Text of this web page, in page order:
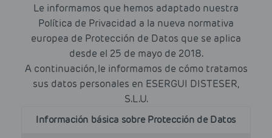
Le informamos que hemos adaptado nuestra
Política de Privacidad a la nueva normativa
europea de Protección de Datos que se aplica
desde el 25 de mayo de 2018.
A continuación, le informamos de cómo tratamos
sus datos personales en ESERGUI DISTESER,
S.L.U.
Información básica sobre Protección de Datos